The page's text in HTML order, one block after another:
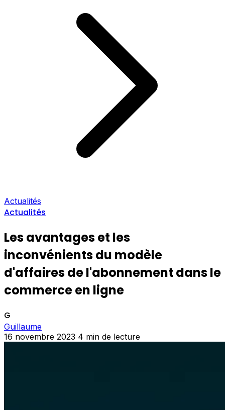
Actualités
Actualités
Les avantages et les
inconvénients du modèle
d'affaires de l'abonnement dans le
commerce en ligne
G
Guillaume
16 novembre 2023 4 min de lecture